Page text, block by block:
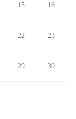
15 16
22 23
29 30